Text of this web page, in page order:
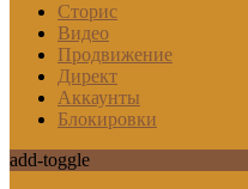
Сторис
Видео
Продвижение
Директ
Аккаунты
Блокировки
add-toggle